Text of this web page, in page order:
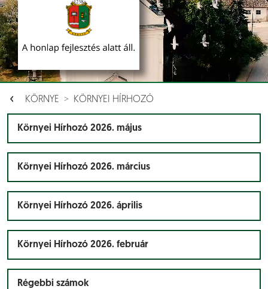
KÖRNYE KÖRNYEI HÍRHOZÓ
Környei Hírhozó 2026. május
Környei Hírhozó 2026. március
Környei Hírhozó 2026. április
Környei Hírhozó 2026. február
Régebbi számok
Dokumentumok []
Aloldalak [ ]